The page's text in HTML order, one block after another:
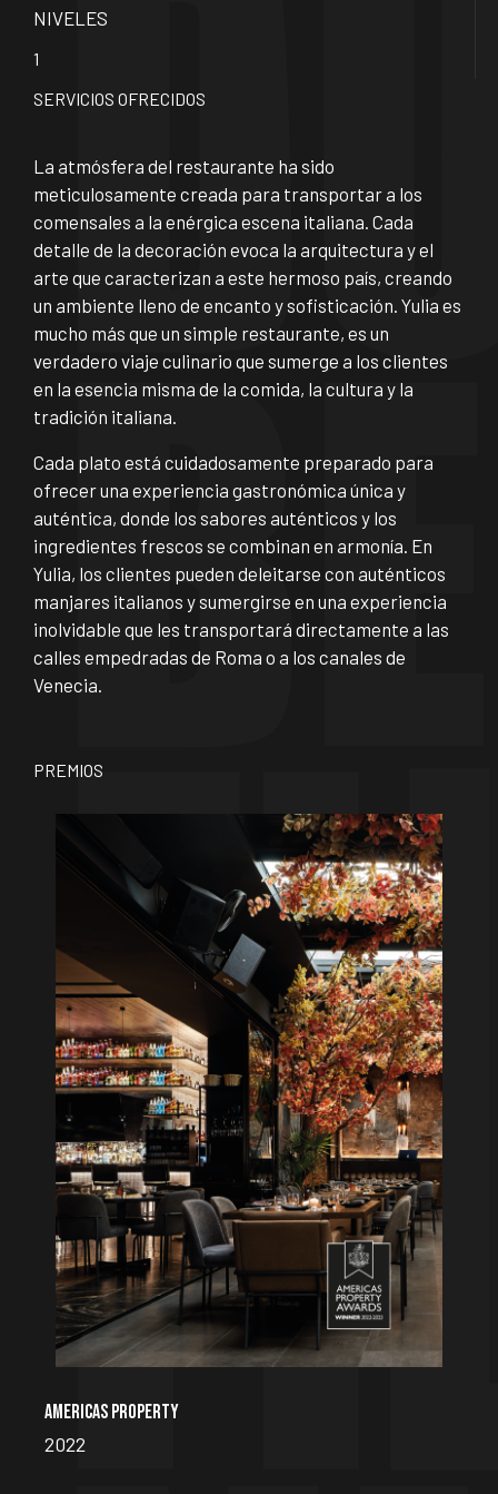
NIVELES
1
SERVICIOS OFRECIDOS
La atmósfera del restaurante ha sido
meticulosamente creada para transportar a los
comensales a la enérgica escena italiana. Cada
detalle de la decoración evoca la arquitectura y el
arte que caracterizan a este hermoso país, creando
un ambiente lleno de encanto y sofisticación. Yulia es
mucho más que un simple restaurante, es un
verdadero viaje culinario que sumerge a los clientes
en la esencia misma de la comida, la cultura y la
tradición italiana.
Cada plato está cuidadosamente preparado para
ofrecer una experiencia gastronómica única y
auténtica, donde los sabores auténticos y los
ingredientes frescos se combinan en armonía. En
Yulia, los clientes pueden deleitarse con auténticos
manjares italianos y sumergirse en una experiencia
inolvidable que les transportará directamente a las
calles empedradas de Roma o a los canales de
Venecia.
PREMIOS
AMERICAS PROPERTY
2022